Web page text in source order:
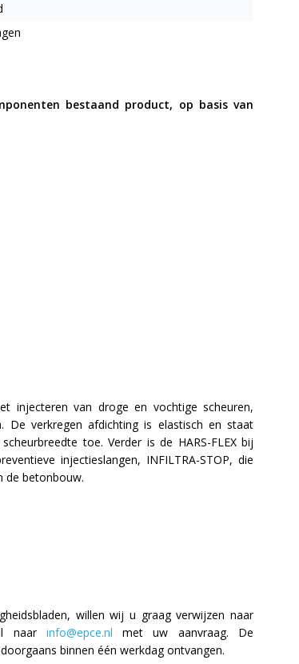
bestaand product, op basis van
injecteren van droge en vochtige scheuren,
De verkregen afdichting is elastisch en staat
toe. Verder is de HARS-FLEX bij
injectieslangen, INFILTRA-STOP, die
de betonbouw.
willen wij u graag verwijzen naar
naar info@epce.nl met uw aanvraag. De
binnen één werkdag ontvangen.